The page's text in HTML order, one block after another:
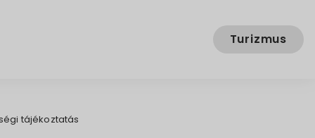
Turizmus
tájékoztatás